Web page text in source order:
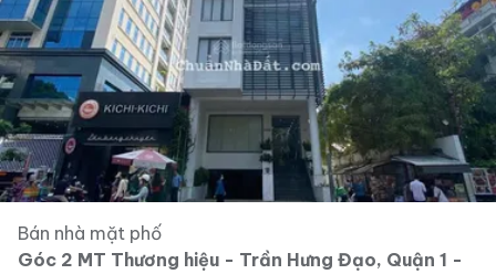
Bán nhà mặt phố
Góc 2 MT Thương hiệu - Trần Hưng Đạo, Quận 1 -